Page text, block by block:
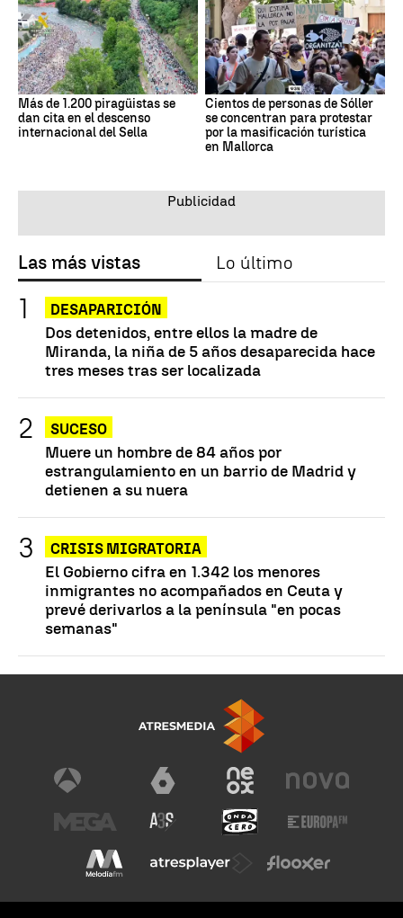
Más de 1.200 piragüistas se
dan cita en el descenso
internacional del Sella
Cientos de personas de Sóller
se concentran para protestar
por la masificación turística
en Mallorca
Las más vistas Lo último
DESAPARICIÓN
Dos detenidos, entre ellos la madre de
Miranda, la niña de 5 años desaparecida hace
tres meses tras ser localizada
SUCESO
Muere un hombre de 84 años por
estrangulamiento en un barrio de Madrid y
detienen a su nuera
CRISIS MIGRATORIA
El Gobierno cifra en 1.342 los menores
inmigrantes no acompañados en Ceuta y
prevé derivarlos a la península "en pocas
semanas"